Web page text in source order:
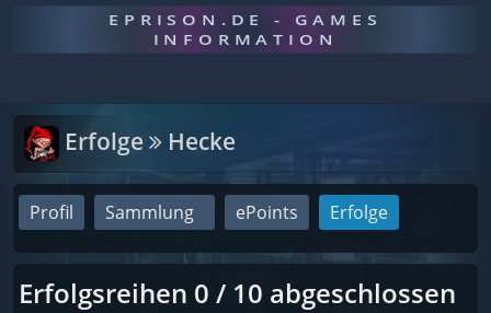
EPRISON.DE - GAMES
INFORMATION
Erfolge Hecke
Profil Sammlung ePoints Erfolge
Erfolgsreihen 0 / 10 abgeschlossen